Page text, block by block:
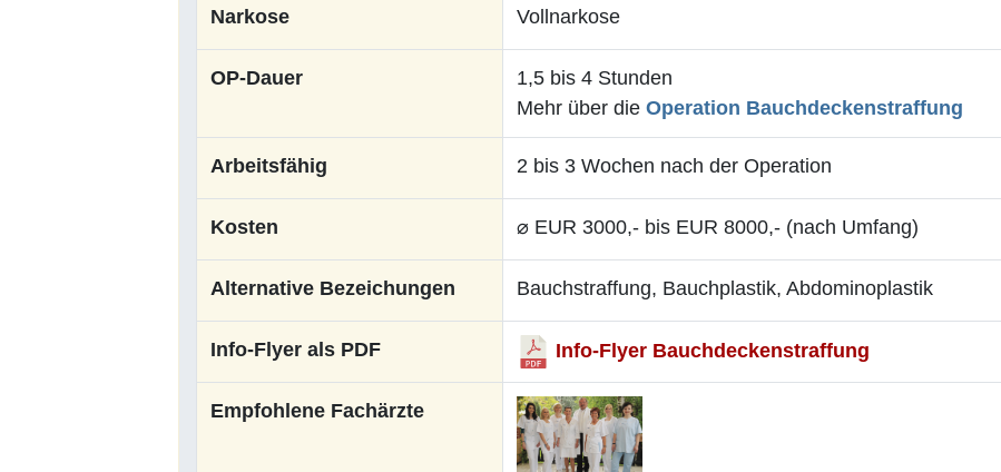
Narkose Vollnarkose
OP-Dauer
1,5 bis 4 Stunden
Mehr über die Operation Bauchdeckenstraffung
Arbeitsfähig 2 bis 3 Wochen nach der Operation
Kosten ⌀ EUR 3000,- bis EUR 8000,- (nach Umfang)
Alternative Bezeichungen Bauchstraffung, Bauchplastik, Abdominoplastik
Info-Flyer als PDF Info-Flyer Bauchdeckenstraffung
Empfohlene Fachärzte